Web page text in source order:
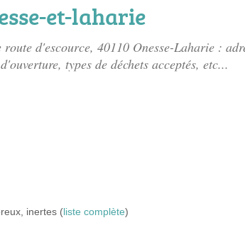
et-laharie
route d'escource, 40110 Onesse-Laharie :
types de déchets acceptés, etc...
inertes (liste complète)